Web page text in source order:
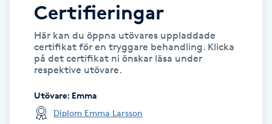
Japansk massage
Katun fransar
Certifieringar
Här kan du öppna utövares uppladdade
certifikat för en tryggare behandling. Klicka
på det certifikat ni önskar läsa under
respektive utövare.
Utövare: Emma
Diplom Emma Larsson